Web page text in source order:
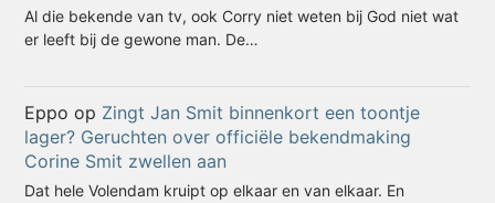
Al die bekende van tv, ook Corry niet weten bij God niet wat
er leeft bij de gewone man. De…
Eppo op Zingt Jan Smit binnenkort een toontje
lager? Geruchten over officiële bekendmaking
Corine Smit zwellen aan
Dat hele Volendam kruipt op elkaar en van elkaar. En